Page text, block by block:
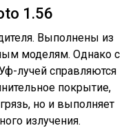
1.56
Выполнены из
моделям. Однако с
лучей справляются
покрытие,
но и выполняет
излучения.